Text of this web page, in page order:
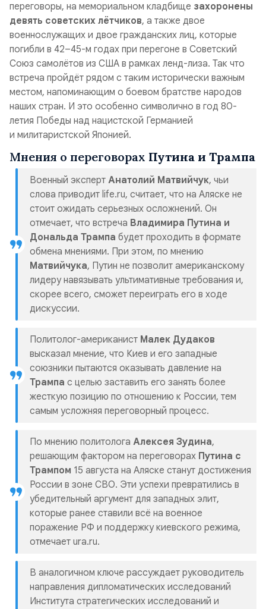
переговоры, на мемориальном кладбище захоронены
девять советских лётчиков, а также двое
военнослужащих и двое гражданских лиц, которые
погибли в 42–45-м годах при перегоне в Советский
Союз самолётов из США в рамках ленд-лиза. Так что
встреча пройдёт рядом с таким исторически важным
местом, напоминающим о боевом братстве народов
наших стран. И это особенно символично в год 80-
летия Победы над нацистской Германией
и милитаристской Японией.
Мнения о переговорах Путина и Трампа
Военный эксперт Анатолий Матвийчук, чьи
слова приводит life.ru, считает, что на Аляске не
стоит ожидать серьезных осложнений. Он
отмечает, что встреча Владимира Путина и
Дональда Трампа будет проходить в формате
обмена мнениями. При этом, по мнению
Матвийчука, Путин не позволит американскому
лидеру навязывать ультимативные требования и,
скорее всего, сможет переиграть его в ходе
дискуссии.
Политолог-американист Малек Дудаков
высказал мнение, что Киев и его западные
союзники пытаются оказывать давление на
Трампа с целью заставить его занять более
жесткую позицию по отношению к России, тем
самым усложняя переговорный процесс.
По мнению политолога Алексея Зудина,
решающим фактором на переговорах Путина с
Трампом 15 августа на Аляске станут достижения
России в зоне СВО. Эти успехи превратились в
убедительный аргумент для западных элит,
которые ранее ставили всё на военное
поражение РФ и поддержку киевского режима,
отмечает ura.ru.
В аналогичном ключе рассуждает руководитель
направления дипломатических исследований
Института стратегических исследований и